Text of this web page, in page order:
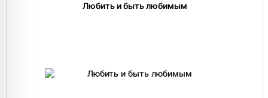
Любить и быть любимым